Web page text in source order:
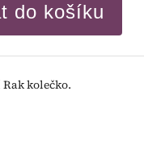
do košíku
kolečko.